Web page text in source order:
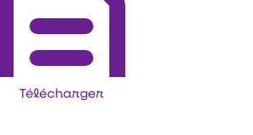
Télécharger